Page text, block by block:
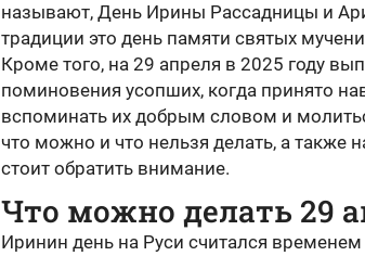
называют, День Ирины Рассадницы и
традиции это день памяти святых
Кроме того, на 29 апреля в 2025 году
поминовения усопших, когда принято
вспоминать их добрым словом и
что можно и что нельзя делать, а также
стоит обратить внимание.
Что можно делать 29
Иринин день на Руси считался